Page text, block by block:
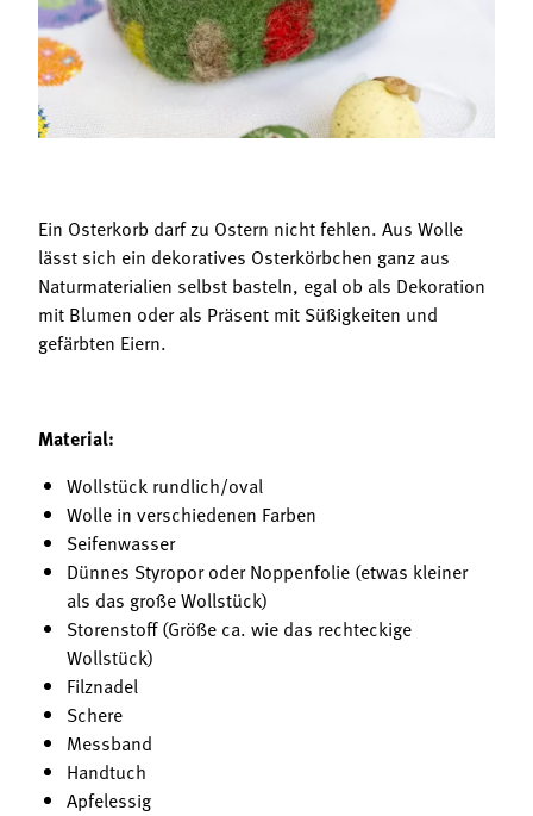
Mitgliedschaft
Landessekretariat
Bäuerliche Buffets
Hofgeschichten
Ein Osterkorb darf zu Ostern nicht fehlen. Aus Wolle
lässt sich ein dekoratives Osterkörbchen ganz aus
Naturmaterialien selbst basteln, egal ob als Dekoration
mit Blumen oder als Präsent mit Süßigkeiten und
gefärbten Eiern.
Material:
Wollstück rundlich/oval
Wolle in verschiedenen Farben
Seifenwasser
Dünnes Styropor oder Noppenfolie (etwas kleiner
als das große Wollstück)
Storenstoff (Größe ca. wie das rechteckige
Wollstück)
Filznadel
Schere
Messband
Handtuch
Apfelessig